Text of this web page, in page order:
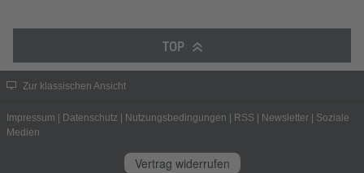
TOP
Zur klassischen Ansicht
Impressum Datenschutz Nutzungsbedingungen RSS Newsletter
Soziale
Medien
Vertrag widerrufen